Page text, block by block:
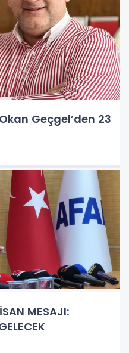
Geçgel’den 23
MESAJI: